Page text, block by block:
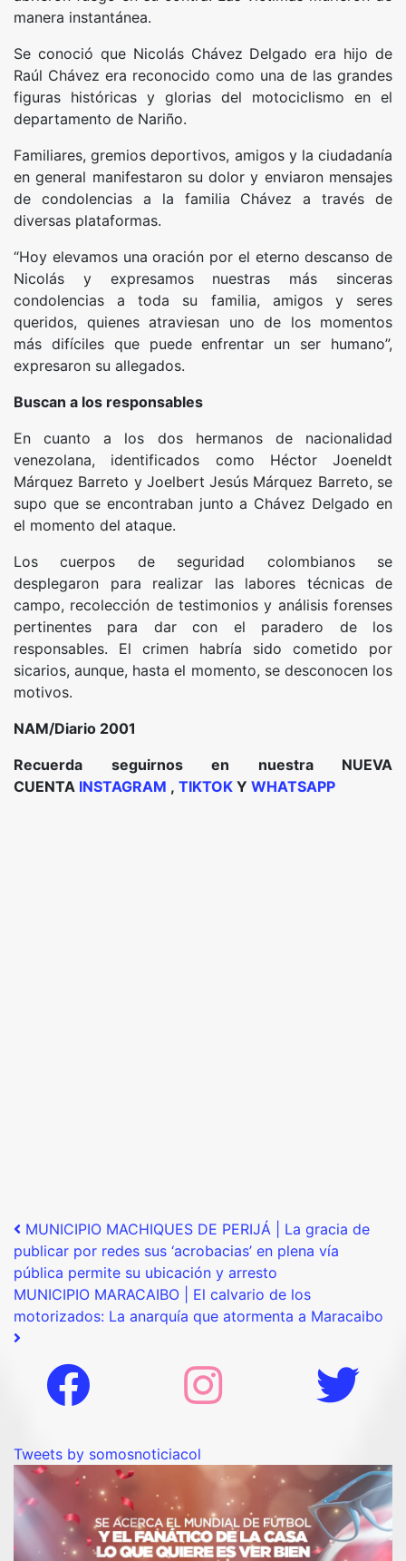
manera instantánea.
Se conoció que Nicolás Chávez Delgado era hijo de
Raúl Chávez era reconocido como una de las grandes
figuras históricas y glorias del motociclismo en el
departamento de Nariño.
Familiares, gremios deportivos, amigos y la ciudadanía
en general manifestaron su dolor y enviaron mensajes
de condolencias a la familia Chávez a través de
diversas plataformas.
“Hoy elevamos una oración por el eterno descanso de
Nicolás y expresamos nuestras más sinceras
condolencias a toda su familia, amigos y seres
queridos, quienes atraviesan uno de los momentos
más difíciles que puede enfrentar un ser humano”,
expresaron su allegados.
Buscan a los responsables
En cuanto a los dos hermanos de nacionalidad
venezolana, identificados como Héctor Joeneldt
Márquez Barreto y Joelbert Jesús Márquez Barreto, se
supo que se encontraban junto a Chávez Delgado en
el momento del ataque.
Los cuerpos de seguridad colombianos se
desplegaron para realizar las labores técnicas de
campo, recolección de testimonios y análisis forenses
pertinentes para dar con el paradero de los
responsables. El crimen habría sido cometido por
sicarios, aunque, hasta el momento, se desconocen los
motivos.
NAM/Diario 2001
Recuerda seguirnos en nuestra NUEVA
CUENTA INSTAGRAM , TIKTOK Y WHATSAPP
Post navigation
MUNICIPIO MACHIQUES DE PERIJÁ | La gracia de
publicar por redes sus ‘acrobacias’ en plena vía
pública permite su ubicación y arresto
MUNICIPIO MARACAIBO | El calvario de los
motorizados: La anarquía que atormenta a Maracaibo
Tweets by somosnoticiacol